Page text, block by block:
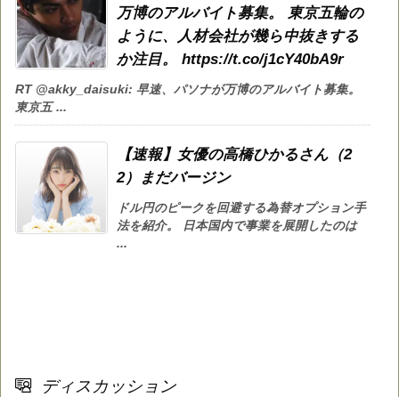
万博のアルバイト募集。 東京五輪の
ように、人材会社が幾ら中抜きする
か注目。 https://t.co/j1cY40bA9r
RT @akky_daisuki: 早速、パソナが万博のアルバイト募集。
東京五 ...
【速報】女優の高橋ひかるさん（2
2）まだバージン
ドル円のピークを回避する為替オプション手
法を紹介。 日本国内で事業を展開したのは
...
ディスカッション